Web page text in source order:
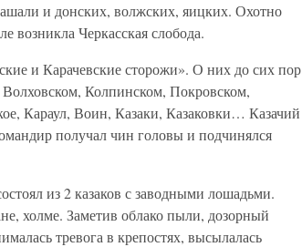
и донских, волжских, яицких. Охотно
возникла Черкасская слобода.
и Карачевские сторожи». О них до сих пор
Волховском, Колпинском, Покровском,
Караул, Воин, Казаки, Казаковки… Казачий
получал чин головы и подчинялся
из 2 казаков с заводными лошадьми.
холме. Заметив облако пыли, дозорный
тревога в крепостях, высылалась